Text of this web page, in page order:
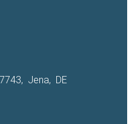
Jena, DE